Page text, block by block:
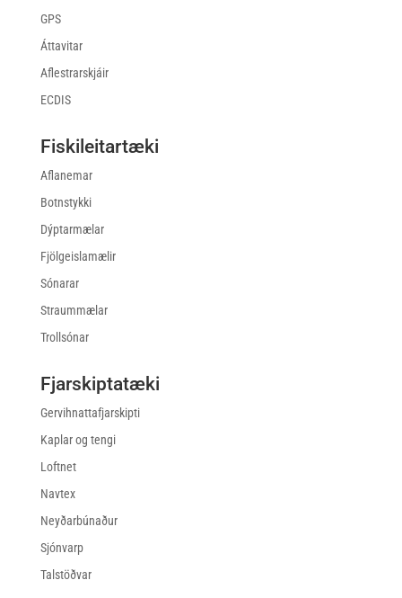
GPS
Áttavitar
Aflestrarskjáir
ECDIS
Fiskileitartæki
Aflanemar
Botnstykki
Dýptarmælar
Fjölgeislamælir
Sónarar
Straummælar
Trollsónar
Fjarskiptatæki
Gervihnattafjarskipti
Kaplar og tengi
Loftnet
Navtex
Neyðarbúnaður
Sjónvarp
Talstöðvar